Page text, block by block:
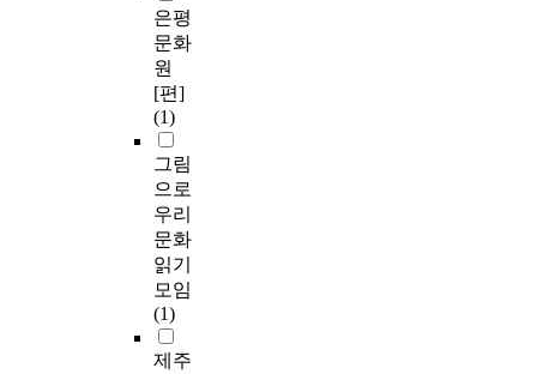
은평
문화
원
[편]
(1)
그림
으로
우리
문화
읽기
모임
(1)
제주